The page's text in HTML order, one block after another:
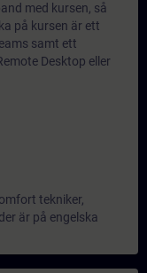
med kursen, så
på kursen är ett
samt ett
Desktop eller
tekniker,
är på engelska